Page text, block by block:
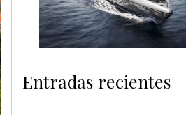
Entradas recientes